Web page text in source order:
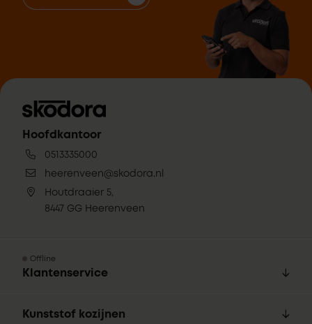
Hoofdkantoor
0513335000
heerenveen@skodora.nl
Houtdraaier 5,
8447 GG Heerenveen
Offline
Klantenservice
Kunststof kozijnen